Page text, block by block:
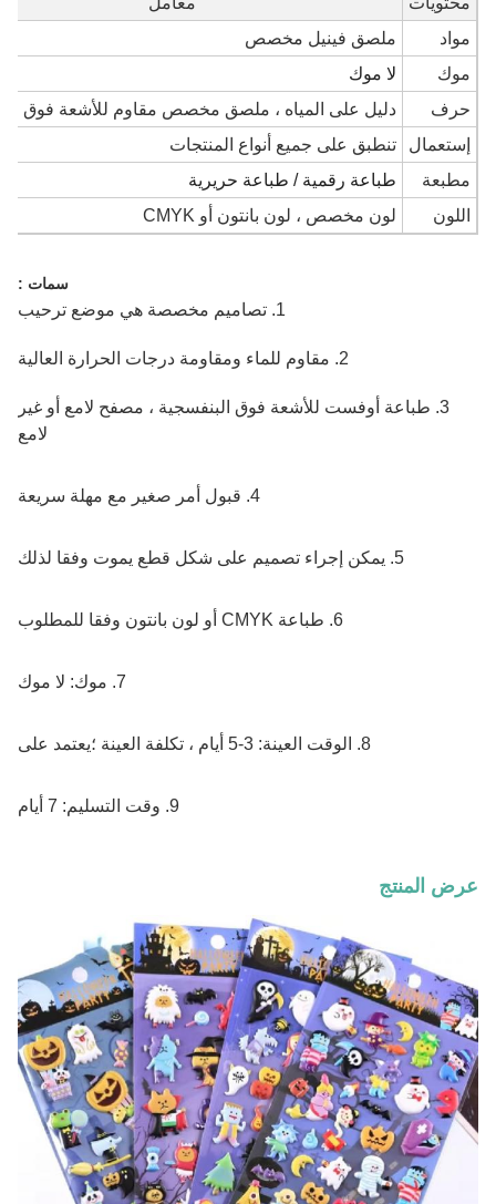
مواد
ملصق فينيل مخصص
موك
لا موك
حرف
دليل على المياه ، ملصق مخصص مقاوم للأشعة فوق
إستعمال
تنطبق على جميع أنواع المنتجات
مطبعة
طباعة رقمية / طباعة حريرية
اللون
لون مخصص ، لون بانتون أو CMYK
سمات :
1. تصاميم مخصصة هي موضع ترحيب
2. مقاوم للماء ومقاومة درجات الحرارة العالية
3. طباعة أوفست للأشعة فوق البنفسجية ، مصفح لامع أو غير
لامع
4. قبول أمر صغير مع مهلة سريعة
5. يمكن إجراء تصميم على شكل قطع يموت وفقا لذلك
6. طباعة CMYK أو لون بانتون وفقا للمطلوب
7. موك: لا موك
8. الوقت العينة: 3-5 أيام ، تكلفة العينة ؛يعتمد على
9. وقت التسليم: 7 أيام
عرض المنتج